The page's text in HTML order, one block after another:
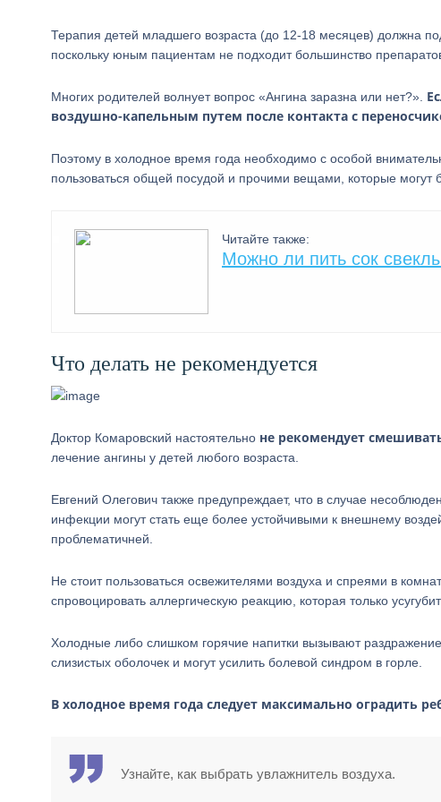
Терапия детей младшего возраста (до 12-18 месяцев) должна
поскольку юным пациентам не подходит большинство
Многих родителей волнует вопрос «Ангина заразна или нет?».
воздушно-капельным путем после контакта с
Поэтому в холодное время года необходимо с особой
пользоваться общей посудой и прочими вещами, которые могут
Читайте также:
Можно ли пить сок
Что делать не рекомендуется
Доктор Комаровский настоятельно не рекомендует
лечение ангины у детей любого возраста.
Евгений Олегович также предупреждает, что в случае
инфекции могут стать еще более устойчивыми к внешнему
проблематичней.
Не стоит пользоваться освежителями воздуха и спреями в
спровоцировать аллергическую реакцию, которая только
Холодные либо слишком горячие напитки вызывают
слизистых оболочек и могут усилить болевой синдром в горле.
В холодное время года следует максимально оградить
Узнайте, как выбрать увлажнитель воздуха.